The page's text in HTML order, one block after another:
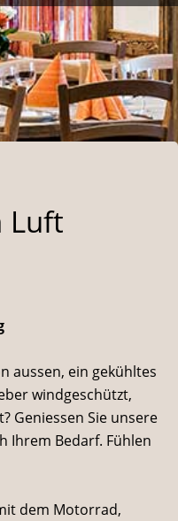
Luft
aussen, ein gekühltes
windgeschützt,
Geniessen Sie unsere
Ihrem Bedarf. Fühlen
dem Motorrad,